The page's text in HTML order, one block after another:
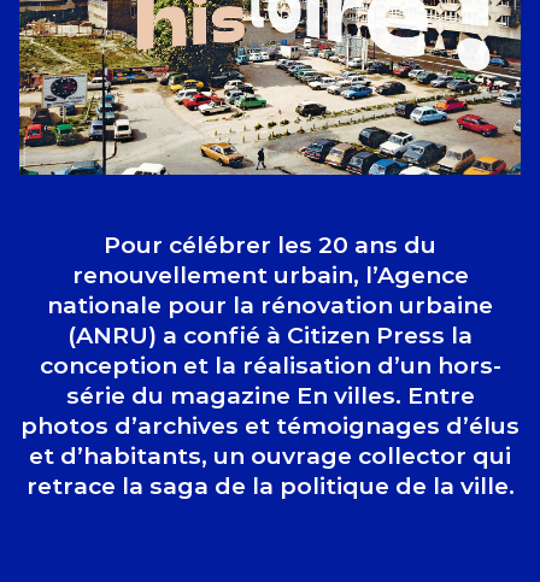
Pour célébrer les 20 ans du
renouvellement urbain, l’Agence
nationale pour la rénovation urbaine
(ANRU) a confié à Citizen Press la
conception et la réalisation d’un hors-
série du magazine En villes. Entre
photos d’archives et témoignages d’élus
et d’habitants, un ouvrage collector qui
retrace la saga de la politique de la ville.